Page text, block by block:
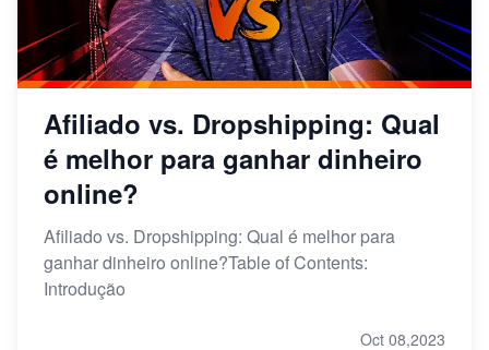
Afiliado vs. Dropshipping: Qual
é melhor para ganhar dinheiro
online?
Afiliado vs. Dropshipping: Qual é melhor para
ganhar dinheiro online?Table of Contents:
Introdução
Oct 08,2023